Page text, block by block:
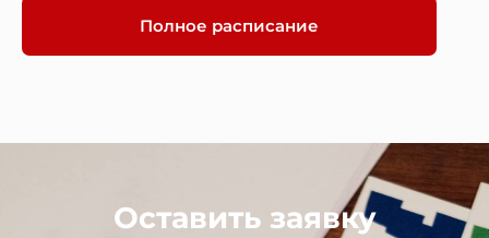
Полное расписание
Оставить заявку